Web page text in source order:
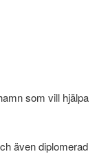
som vill hjälpa
även diplomerad